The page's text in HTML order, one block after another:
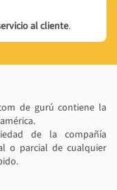
al cliente.
de gurú contiene la
de la compañía
o parcial de cualquier